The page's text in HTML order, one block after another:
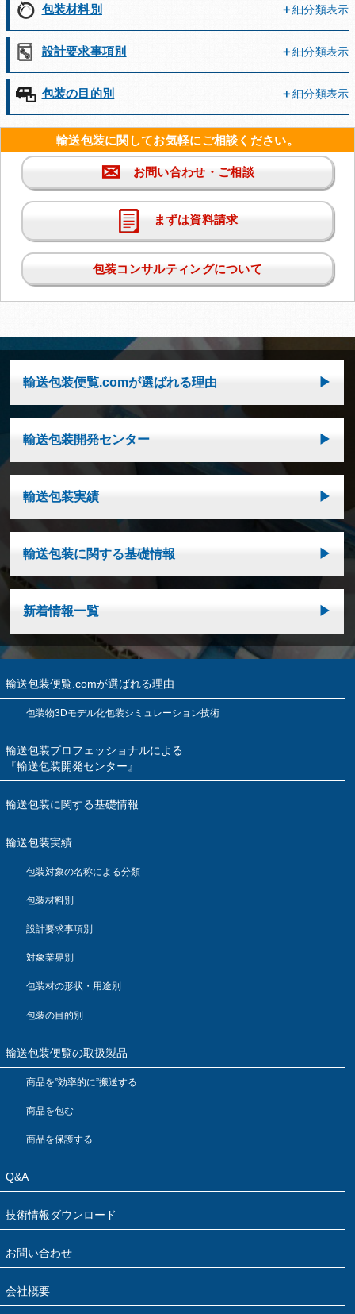
包装材料別 細分類表示
設計要求事項別 細分類表示
包装の目的別 細分類表示
輸送包装に関してお気軽にご相談ください。
✉ お問い合わせ・ご相談
まずは資料請求
包装コンサルティングについて
輸送包装便覧.comが選ばれる理由
輸送包装開発センター
輸送包装実績
輸送包装に関する基礎情報
新着情報一覧
輸送包装便覧.comが選ばれる理由
包装物3Dモデル化包装シミュレーション技術
輸送包装プロフェッショナルによる
『輸送包装開発センター』
輸送包装に関する基礎情報
輸送包装実績
包装対象の名称による分類
包装材料別
設計要求事項別
対象業界別
包装材の形状・用途別
包装の目的別
輸送包装便覧の取扱製品
商品を”効率的に”搬送する
商品を包む
商品を保護する
Q&A
技術情報ダウンロード
お問い合わせ
会社概要